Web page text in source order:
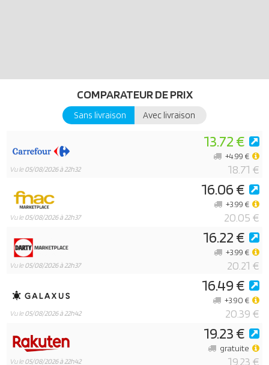
COMPARATEUR DE PRIX
Sans livraison Avec livraison
Vu le05/08/2026 à 22h32
13.72 €
18.71 €
+4.99 €
Vu le05/08/2026 à 22h37
16.06 €
20.05 €
+3.99 €
Vu le05/08/2026 à 22h37
16.22 €
20.21 €
+3.99 €
Vu le05/08/2026 à 22h42
16.49 €
20.39 €
+3.90 €
Vu le05/08/2026 à 22h42
19.23 €
19.23 €
gratuite